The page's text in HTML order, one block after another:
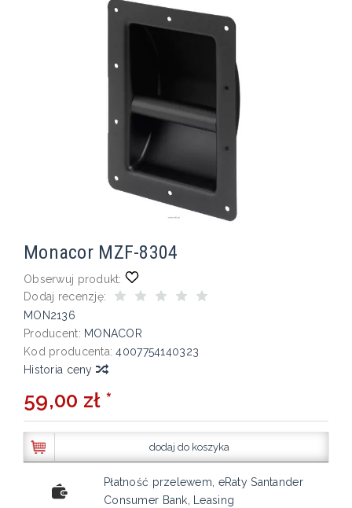
Monacor MZF-8304
Obserwuj produkt:
Dodaj recenzję:
MON2136
Producent: MONACOR
Kod producenta: 4007754140323
Historia ceny
59,00 zł *
dodaj do koszyka
Płatność przelewem, eRaty Santander
Consumer Bank, Leasing